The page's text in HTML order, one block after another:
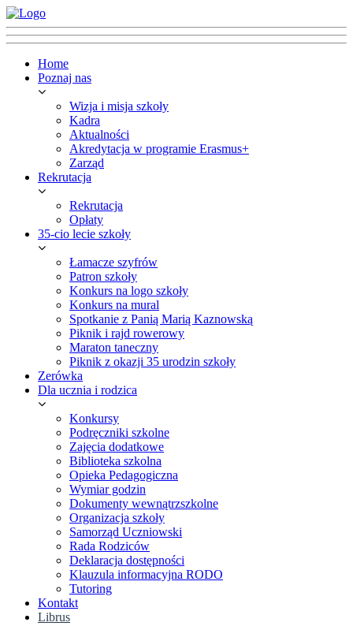
Home
Poznaj nas
Wizja i misja szkoły
Kadra
Aktualności
Akredytacja w programie Erasmus+
Zarząd
Rekrutacja
Rekrutacja
Opłaty
35-cio lecie szkoły
Łamacze szyfrów
Patron szkoły
Konkurs na logo szkoły
Konkurs na mural
Spotkanie z Panią Marią Kaznowską
Piknik i rajd rowerowy
Maraton taneczny
Piknik z okazji 35 urodzin szkoły
Zerówka
Dla ucznia i rodzica
Konkursy
Podręczniki szkolne
Zajęcia dodatkowe
Biblioteka szkolna
Opieka Pedagogiczna
Wymiar godzin
Dokumenty wewnątrzszkolne
Organizacja szkoły
Samorząd Uczniowski
Rada Rodziców
Deklaracja dostępności
Klauzula informacyjna RODO
Tutoring
Kontakt
Librus